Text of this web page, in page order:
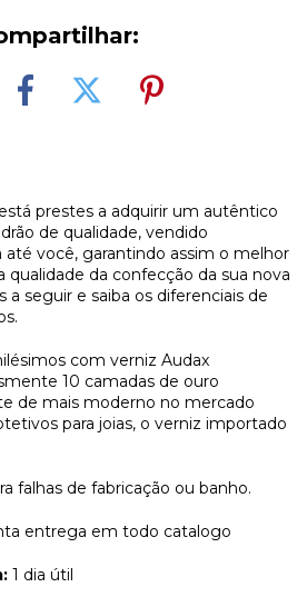
prestes a adquirir um autêntico
de qualidade, vendido
você, garantindo assim o melhor
qualidade da confecção da sua nova
a seguir e saiba os diferenciais de
com verniz Audax
10 camadas de ouro
de mais moderno no mercado
para joias, o verniz importado
falhas de fabricação ou banho.
entrega em todo catalogo
1 dia útil